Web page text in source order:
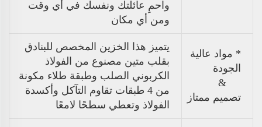
واحمِ عائلتك ونفسك في أي وقت
ومن أي مكان
* مواد عالية
الجودة
&
تصميم ممتاز
يتميز هذا الخزين المخصص للبنادق
بقلب متين مصنوع من الفولاذ
الكربوني الصلب وطبقة طلاء مكونة
من 4 طبقات تقاوم التآكل وأكسدة
الفولاذ وتعطي سطحًا لامعًا